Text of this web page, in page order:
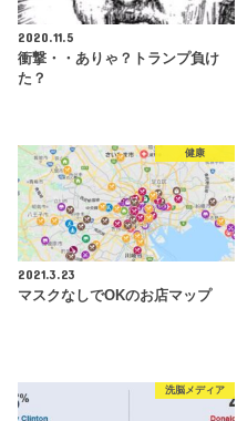
2020.11.5
衝撃・・ありゃ？トランプ負け
た？
健康
2021.3.23
マスクなしでOKのお店マップ
洗脳メディア